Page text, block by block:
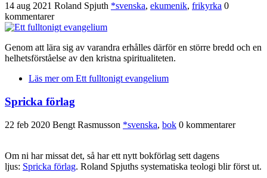
14 aug 2021 Roland Spjuth *svenska, ekumenik, frikyrka 0
kommentarer
Genom att lära sig av varandra erhålles därför en större bredd och en
helhetsförståelse av den kristna spiritualiteten.
Läs merom Ett fulltonigt evangelium
Spricka förlag
22 feb 2020 Bengt Rasmusson *svenska, bok 0 kommentarer
Om ni har missat det, så har ett nytt bokförlag sett dagens
ljus: Spricka förlag. Roland Spjuths systematiska teologi blir först ut.